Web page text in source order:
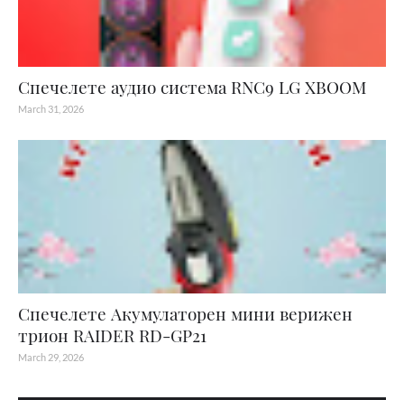
Спечелете аудио система RNC9 LG XBOOM
March 31, 2026
Спечелете Акумулаторен мини верижен
трион RAIDER RD-GP21
March 29, 2026